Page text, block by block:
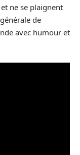
ne se plaignent
de
avec humour et